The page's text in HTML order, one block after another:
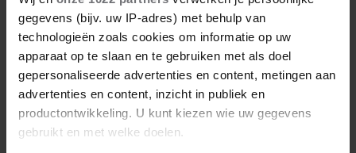
gegevens (bijv. uw IP-adres) met behulp van
technologieën zoals cookies om informatie op uw
apparaat op te slaan en te gebruiken met als doel
gepersonaliseerde advertenties en content, metingen aan
advertenties en content, inzicht in publiek en
productontwikkeling. U kunt kiezen wie uw gegevens
gebruikt en met welke doelen.
10/01/2023
TWEEDE KIND OP KOMST VOOR
ACTEURSKOPPEL NIKKI REED EN IAN
SOMERHALDER